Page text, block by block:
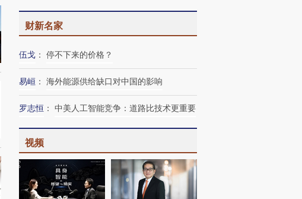
财新名家
伍戈 ： 停不下来的价格？
易峘 ： 海外能源供给缺口对中国的影响
罗志恒 ： 中美人工智能竞争：道路比技术更重要
视频